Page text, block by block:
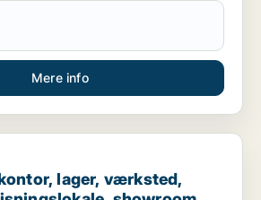
Mere info
lager, værksted, butik,
lager, værksted,